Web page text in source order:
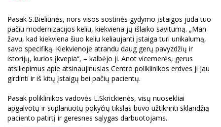
Pasak S.Bieliūnės, nors visos sostinės gydymo įstaigos juda tuo
pačiu modernizacijos keliu, kiekviena jų išlaiko savitumą. „Man
žavu, kad kiekviena šiuo keliu keliaujanti įstaiga turi unikalumą,
savo specifiką. Kiekvienoje atrandu daug gerų pavyzdžių ir
istorijų, kurios įkvepia“, – kalbėjo ji. Anot vicemerės, gerus
atsiliepimus apie atsinaujinusias Centro poliklinikos erdves ji jau
girdinti ir iš kitų įstaigų bei pačių pacientų.
Pasak poliklinikos vadovės L.Skrickienės, visų nuosekliai
apgalvotų ir suplanuotų pokyčių tikslas buvo užtikrinti sklandžią
paciento patirtį ir geresnes sąlygas darbuotojams.